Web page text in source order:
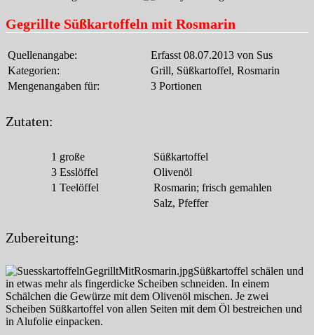
Gegrillte Süßkartoffeln mit Rosmarin
Quellenangabe:
Erfasst 08.07.2013 von Sus
Kategorien:
Grill, Süßkartoffel, Rosmarin
Mengenangaben für:
3 Portionen
Zutaten:
1 große
Süßkartoffel
3 Esslöffel
Olivenöl
1 Teelöffel
Rosmarin; frisch gemahlen
Salz, Pfeffer
Zubereitung:
Süßkartoffel schälen und
in etwas mehr als fingerdicke Scheiben schneiden. In einem
Schälchen die Gewürze mit dem Olivenöl mischen. Je zwei
Scheiben Süßkartoffel von allen Seiten mit dem Öl bestreichen und
in Alufolie einpacken.